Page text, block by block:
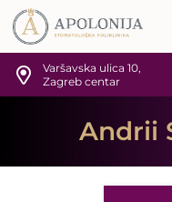
Varšavska ulica 10,
Zagreb centar
Andrii